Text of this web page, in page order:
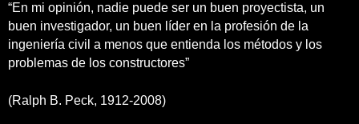
“En mi opinión, nadie puede ser un buen proyectista, un
buen investigador, un buen líder en la profesión de la
ingeniería civil a menos que entienda los métodos y los
problemas de los constructores”
(Ralph B. Peck, 1912-2008)